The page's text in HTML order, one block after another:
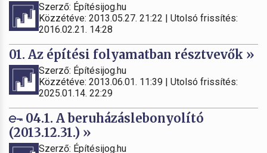
Szerző: Építésijog.hu
Közzétéve: 2013.05.27. 21:22 | Utolsó frissítés:
2016.02.21. 14:28
01. Az építési folyamatban résztvevők »
Szerző: Építésijog.hu
Közzétéve: 2013.06.01. 11:39 | Utolsó frissítés:
2025.01.14. 22:29
04.1. A beruházáslebonyolító
(2013.12.31.) »
Szerző: Építésijog.hu